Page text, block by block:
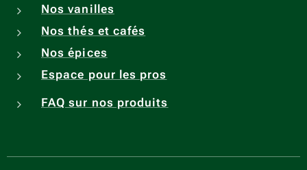
Nos vanilles
Nos thés et cafés
Nos épices
Espace pour les pros
FAQ sur nos produits